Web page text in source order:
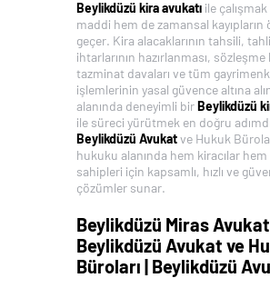
Beylikdüzü kira avukatı ile
maddi hem de zamansal kayıpların
geçer. Kira alacaklarının tahsili,
ihtarlarının hazırlanması, sözleşme
tazminat davaları ve tüm
işlemlerinin yasal güvence altına
alanında deneyimli birBeylikdüzü
ile süreci yürütmek en doğru
Beylikdüzü Avukatve Hukuk
hukuku alanında hem kiracılar hem
sahipleri için kapsamlı, hızlı ve
çözümler sunar.
Beylikdüzü Miras
Beylikdüzü Avukat ve
Büroları | Beylikdüzü